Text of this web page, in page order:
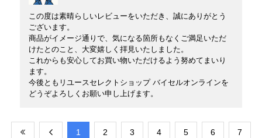
この度は素晴らしいレビューをいただき、誠にありがとう
ございます。
商品がイメージ通りで、気になる箇所もなくご満足いただ
けたとのこと、大変嬉しく拝見いたしました。
これからも安心してお買い物いただけるよう努めてまいり
ます。
今後ともリユースセレクトショップ バイセルオンラインを
どうぞよろしくお願い申し上げます。
​1 ​2 ​3 ​4 ​5 ​6 ​7